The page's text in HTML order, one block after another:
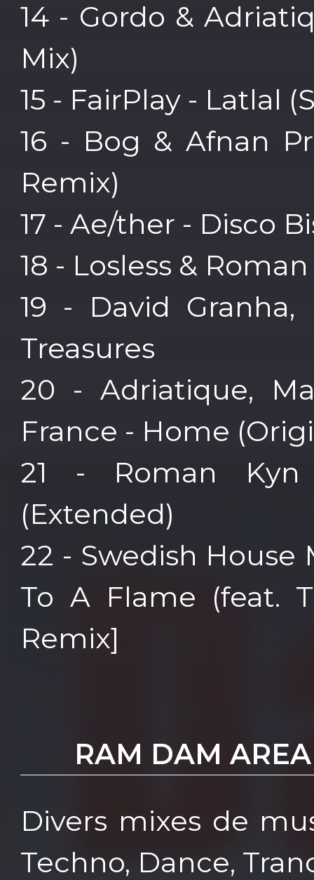
14 - Gordo &
Mix)
15 - FairPlay - Latlal
16 - Bog & Afnan
Remix)
17 - Ae/ther - Disco
18 - Losless &
19 - David
Treasures
20 - Adriatique,
France - Home
21 - Roman
(Extended)
22 - Swedish
To A Flame (feat.
Remix]
RAM DAM
Divers mixes de
Techno, Dance,